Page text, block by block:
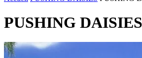
PUSHING DAISIES